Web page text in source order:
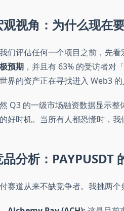
观视角：为什么现在
们评估任何一个项目之前，先看
预期 ，并且有 63% 的受访者对
界的资产正在寻找进入 Web3
Q3 的一级市场融资数据显示
好时机。当所有人都恐慌时，我
品分析：PAYPUSDT
赛道从来不缺竞争者。我挑两个